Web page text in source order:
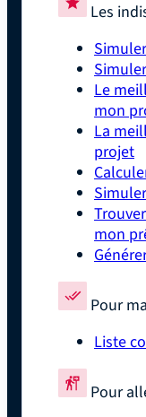
Les
Le
mon
La
projet
mon
Pour
Liste
Pour